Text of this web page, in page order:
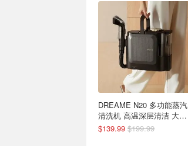
DREAME N20 多功能蒸汽
清洗机 高温深层清洁 大件
轻松焕新
$139.99 $199.99